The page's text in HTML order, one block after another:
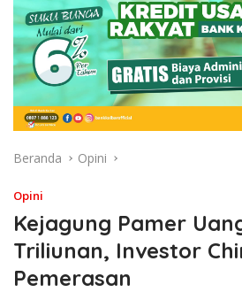
Beranda Opini
Opini
Kejagung Pamer
Triliunan, Investor
Pemerasan